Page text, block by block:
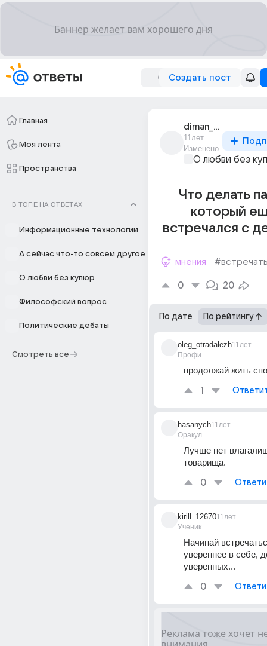
Создать пост
Главная
Моя лента
Пространства
В ТОПЕ НА ОТВЕТАХ
Информационные технологии
А сейчас что-то совсем другое
О любви без купюр
Философский вопрос
Политические дебаты
Смотреть все
diman_fakov_2
11лет
Изменено
О любви без
Что делать
который
встречался с
мнения
0 20
По дате По рейтингу
oleg_otradalezh
Профи
11лет
продолжай жить
1
hasanych
Оракул
11лет
Лучше нет
товарища.
0
kirill_12670
Ученик
11лет
Начинай
увереннее в себе,
уверенных...
0